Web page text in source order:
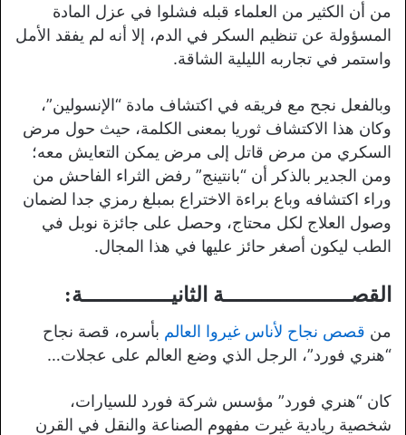
من أن الكثير من العلماء قبله فشلوا في عزل المادة
المسؤولة عن تنظيم السكر في الدم، إلا أنه لم يفقد الأمل
واستمر في تجاربه الليلية الشاقة.
وبالفعل نجح مع فريقه في اكتشاف مادة “الإنسولين”،
وكان هذا الاكتشاف ثوريا بمعنى الكلمة، حيث حول مرض
السكري من مرض قاتل إلى مرض يمكن التعايش معه؛
ومن الجدير بالذكر أن “بانتينج” رفض الثراء الفاحش من
وراء اكتشافه وباع براءة الاختراع بمبلغ رمزي جدا لضمان
وصول العلاج لكل محتاج، وحصل على جائزة نوبل في
الطب ليكون أصغر حائز عليها في هذا المجال.
القصــــــــــــــــــــة الثانيــــــــــــــة:
من قصص نجاح لأناس غيروا العالم بأسره، قصة نجاح
“هنري فورد”، الرجل الذي وضع العالم على عجلات…
كان “هنري فورد” مؤسس شركة فورد للسيارات،
شخصية ريادية غيرت مفهوم الصناعة والنقل في القرن